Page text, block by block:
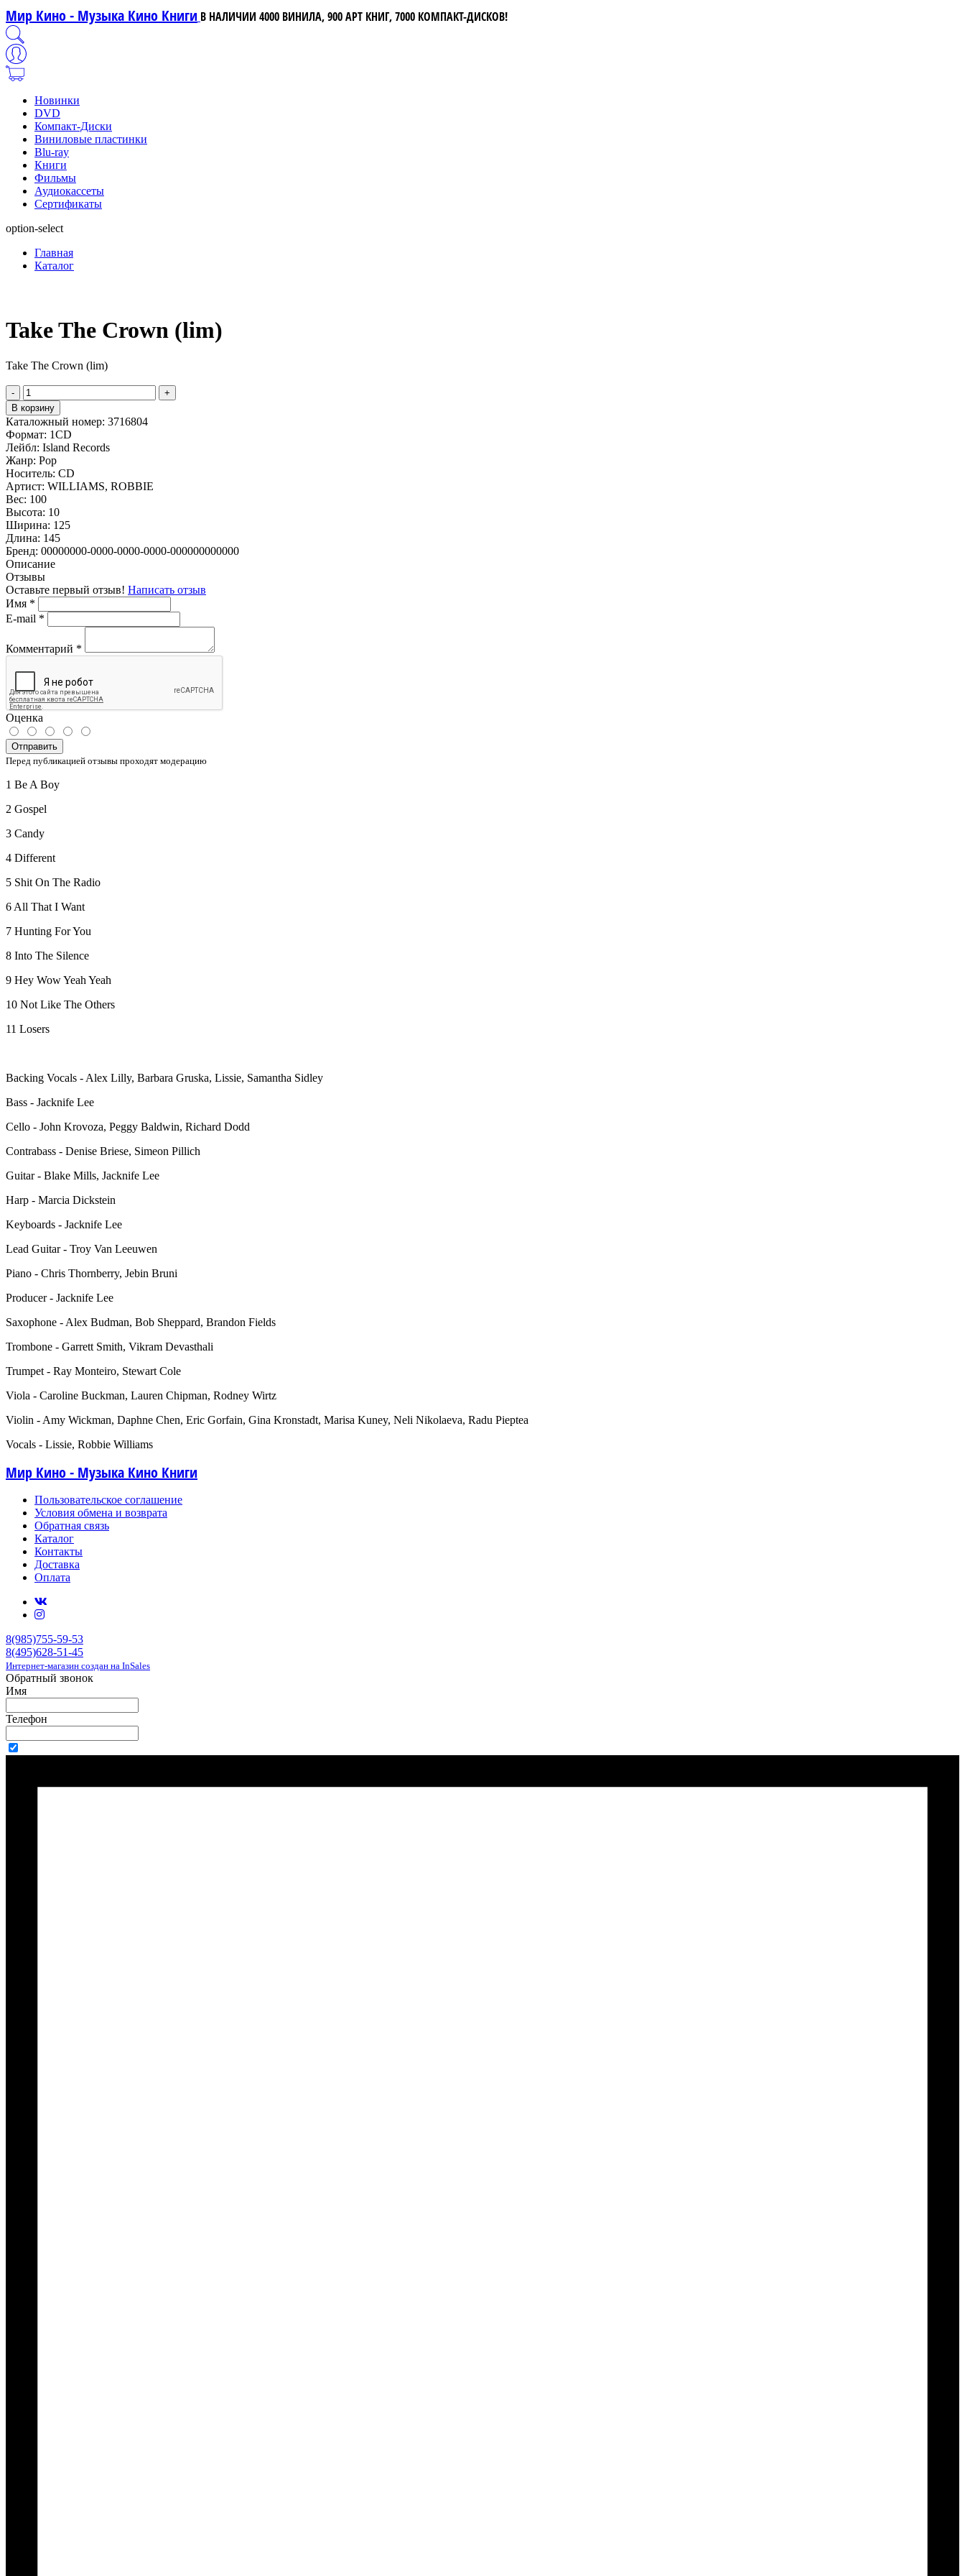
Мир Кино - Музыка Кино Книги В НАЛИЧИИ 4000 ВИНИЛА, 900 АРТ КНИГ, 7000 КОМПАКТ-ДИСКОВ!
Новинки
DVD
Компакт-Диски
Виниловые пластинки
Blu-ray
Книги
Фильмы
Аудиокассеты
Сертификаты
option-select
Главная
Каталог
Take The Crown (lim)
Take The Crown (lim)
-
+
В корзину
Каталожный номер: 3716804
Формат: 1CD
Лейбл: Island Records
Жанр: Pop
Носитель: CD
Артист: WILLIAMS, ROBBIE
Вес: 100
Высота: 10
Ширина: 125
Длина: 145
Бренд: 00000000-0000-0000-0000-000000000000
Описание
Отзывы
Оставьте первый отзыв! Написать отзыв
Имя *
E-mail *
Комментарий *
Оценка
Отправить
Перед публикацией отзывы проходят модерацию
1 Be A Boy
2 Gospel
3 Candy
4 Different
5 Shit On The Radio
6 All That I Want
7 Hunting For You
8 Into The Silence
9 Hey Wow Yeah Yeah
10 Not Like The Others
11 Losers
Backing Vocals - Alex Lilly, Barbara Gruska, Lissie, Samantha Sidley
Bass - Jacknife Lee
Cello - John Krovoza, Peggy Baldwin, Richard Dodd
Contrabass - Denise Briese, Simeon Pillich
Guitar - Blake Mills, Jacknife Lee
Harp - Marcia Dickstein
Keyboards - Jacknife Lee
Lead Guitar - Troy Van Leeuwen
Piano - Chris Thornberry, Jebin Bruni
Producer - Jacknife Lee
Saxophone - Alex Budman, Bob Sheppard, Brandon Fields
Trombone - Garrett Smith, Vikram Devasthali
Trumpet - Ray Monteiro, Stewart Cole
Viola - Caroline Buckman, Lauren Chipman, Rodney Wirtz
Violin - Amy Wickman, Daphne Chen, Eric Gorfain, Gina Kronstadt, Marisa Kuney, Neli Nikolaeva, Radu Pieptea
Vocals - Lissie, Robbie Williams
Мир Кино - Музыка Кино Книги
Пользовательское соглашение
Условия обмена и возврата
Обратная связь
Каталог
Контакты
Доставка
Оплата
8(985)755-59-53
8(495)628-51-45
Интернет-магазин создан на InSales
Обратный звонок
Имя
Телефон